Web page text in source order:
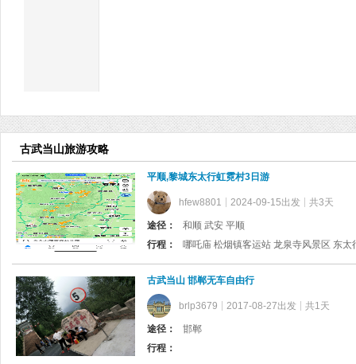
古武当山旅游攻略
平顺,黎城东太行虹霓村3日游
hfew8801 2024-09-15出发 共3天
途径：
和顺 武安 平顺
行程：
古武当山 邯郸无车自由行
brlp3679 2017-08-27出发 共1天
途径：
邯郸
行程：